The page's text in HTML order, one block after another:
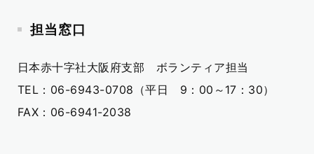
担当窓口
日本赤十字社大阪府支部 ボランティア担当
TEL：06-6943-0708（平日 9：00～17：30）
FAX：06-6941-2038